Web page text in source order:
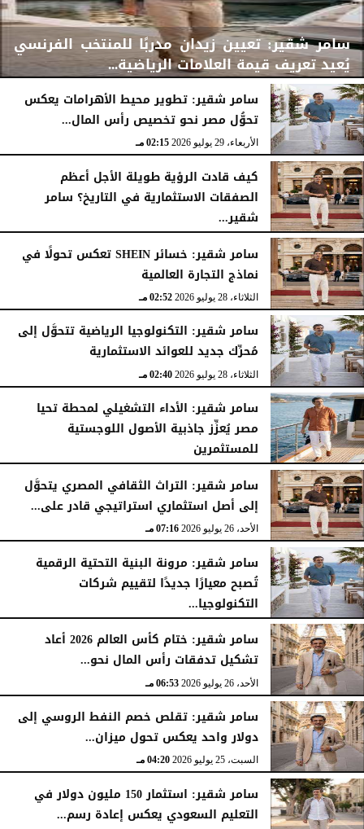
سامر شقير: تعيين زيدان مدربًا للمنتخب الفرنسي
يُعيد تعريف قيمة العلامات الرياضية...
الأربعاء، 29 يوليو 2026 02:25 مـ
سامر شقير: تطوير محيط الأهرامات يعكس
تحوُّل مصر نحو تخصيص رأس المال...
الأربعاء، 29 يوليو 2026 02:15 مـ
كيف قادت الرؤية طويلة الأجل أعظم
الصفقات الاستثمارية في التاريخ؟ سامر
شقير...
الثلاثاء، 28 يوليو 2026 03:49 مـ
سامر شقير: خسائر SHEIN تعكس تحولًا في
نماذج التجارة العالمية
الثلاثاء، 28 يوليو 2026 02:52 مـ
سامر شقير: التكنولوجيا الرياضية تتحوَّل إلى
مُحرِّك جديد للعوائد الاستثمارية
الثلاثاء، 28 يوليو 2026 02:40 مـ
سامر شقير: الأداء التشغيلي لمحطة تحيا
مصر يُعزِّز جاذبية الأصول اللوجستية
للمستثمرين
الأحد، 26 يوليو 2026 07:27 مـ
سامر شقير: التراث الثقافي المصري يتحوَّل
إلى أصل استثماري استراتيجي قادر على...
الأحد، 26 يوليو 2026 07:16 مـ
سامر شقير: مرونة البنية التحتية الرقمية
تُصبح معيارًا جديدًا لتقييم شركات
التكنولوجيا...
الأحد، 26 يوليو 2026 07:03 مـ
سامر شقير: ختام كأس العالم 2026 أعاد
تشكيل تدفقات رأس المال نحو...
الأحد، 26 يوليو 2026 06:53 مـ
سامر شقير: تقلص خصم النفط الروسي إلى
دولار واحد يعكس تحول ميزان...
السبت، 25 يوليو 2026 04:20 مـ
سامر شقير: استثمار 150 مليون دولار في
التعليم السعودي يعكس إعادة رسم...